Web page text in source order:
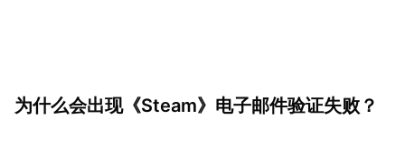
为什么会出现《Steam》电子邮件验证失败？